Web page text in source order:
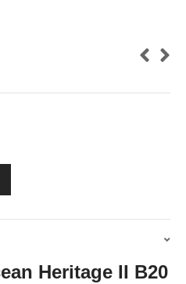
Heritage II B20